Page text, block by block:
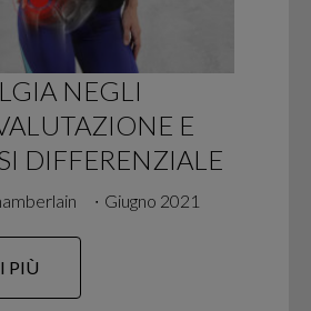
NEGLI
E
DIFFERENZIALE
∙ Giugno 2021
PIÙ